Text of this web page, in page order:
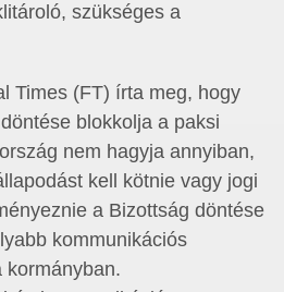
szükséges a
Times (FT) írta meg, hogy
blokkolja a paksi
nem hagyja annyiban,
kell kötnie vagy jogi
a Bizottság döntése
kommunikációs
kormányban.